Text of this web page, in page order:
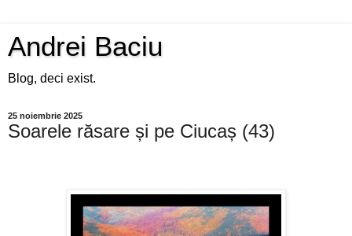
Andrei Baciu
Blog, deci exist.
25 noiembrie 2025
Soarele răsare și pe Ciucaș (43)